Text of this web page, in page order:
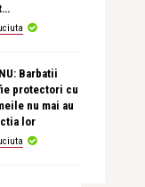
Barbatii
protectori cu
nu mai au
lor